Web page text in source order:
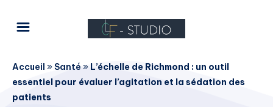
Accueil » Santé » L’échelle de Richmond : un outil
essentiel pour évaluer l’agitation et la sédation des
patients